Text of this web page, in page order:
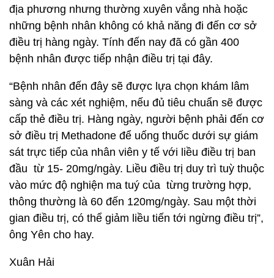
địa phương nhưng thường xuyên vắng nhà hoặc
những bệnh nhân không có khả năng đi đến cơ sở
điều trị hàng ngày. Tính đến nay đã có gần 400
bệnh nhân được tiếp nhận điều trị tại đây.
“Bệnh nhân đến đây sẽ được lựa chọn khám lâm
sàng và các xét nghiệm, nếu đủ tiêu chuẩn sẽ được
cấp thẻ điều trị. Hàng ngày, người bệnh phải đến cơ
sở điều trị Methadone để uống thuốc dưới sự giám
sát trực tiếp của nhân viên y tế với liều điều trị ban
đầu từ 15- 20mg/ngày. Liều điều trị duy trì tuỳ thuộc
vào mức độ nghiện ma tuý của từng trường hợp,
thông thường là 60 đến 120mg/ngày. Sau một thời
gian điều trị, có thể giảm liều tiến tới ngừng điều trị”,
ông Yên cho hay.
Xuân Hải